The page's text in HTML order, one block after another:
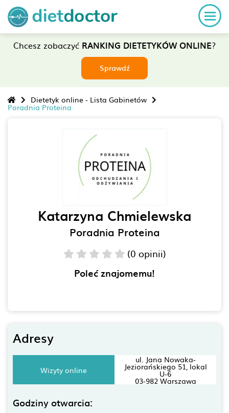
Chcesz zobaczyć RANKING DIETETYKÓW ONLINE?
Sprawdź
Dietetyk online - Lista Gabinetów
Poradnia Proteina
Katarzyna Chmielewska
Poradnia Proteina
(0 opinii)
Poleć znajomemu!
Adresy
Wizyty online
ul. Jana Nowaka-
Jeziorańskiego 51, lokal
U-6
03-982 Warszawa
Godziny otwarcia: